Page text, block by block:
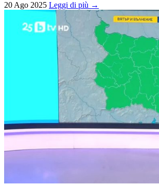
20 Ago 2025 Leggi di più →